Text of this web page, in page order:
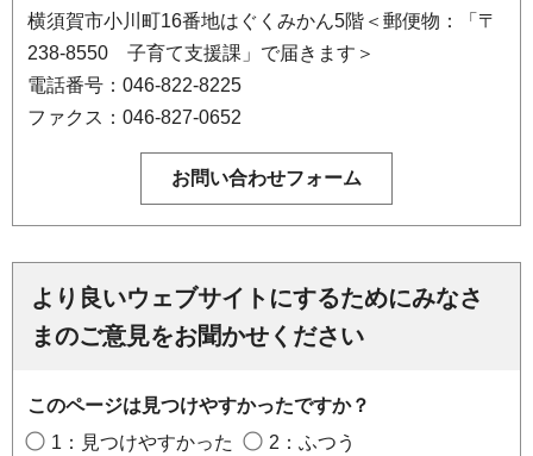
横須賀市小川町16番地はぐくみかん5階＜郵便物：「〒
238-8550 子育て支援課」で届きます＞
電話番号：046-822-8225
ファクス：046-827-0652
より良いウェブサイトにするためにみなさ
まのご意見をお聞かせください
このページは見つけやすかったですか？
1：見つけやすかった
2：ふつう